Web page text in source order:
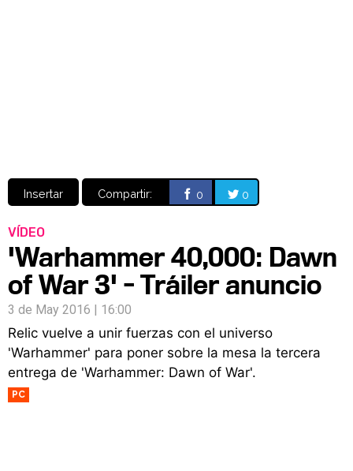
Insertar Compartir: 0 0
VÍDEO
'Warhammer 40,000: Dawn
of War 3' - Tráiler anuncio
3 de May 2016 | 16:00
Relic vuelve a unir fuerzas con el universo
'Warhammer' para poner sobre la mesa la tercera
entrega de 'Warhammer: Dawn of War'.
PC